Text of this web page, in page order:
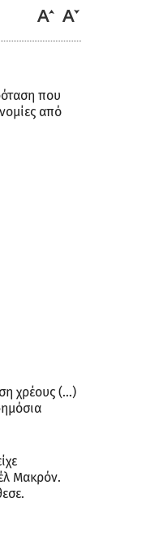
που
από
χρέους (…)
Μακρόν.